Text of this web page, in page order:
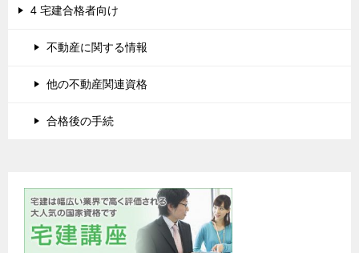
4 宅建合格者向け
不動産に関する情報
他の不動産関連資格
合格後の手続